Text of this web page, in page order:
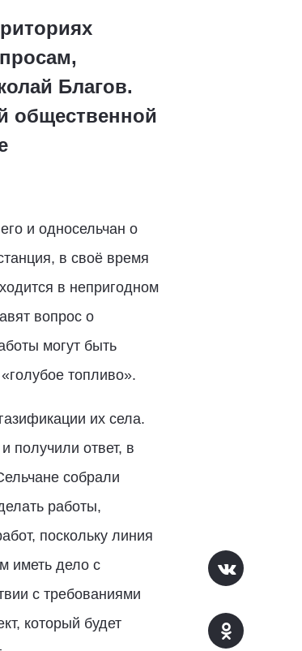
Благов.
общественной
и односельчан о
в своё время
в непригодном
вопрос о
могут быть
топливо».
их села.
получили ответ, в
собрали
работы,
поскольку линия
иметь дело с
с требованиями
который будет